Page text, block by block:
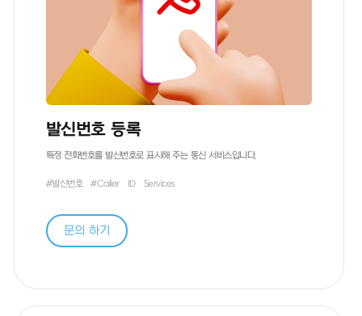
발신번호 등록
특정 전화번호를 발신번호로 표시해 주는 통신 서비스입니다.
#발신번호 #Caller ID Services
문의 하기